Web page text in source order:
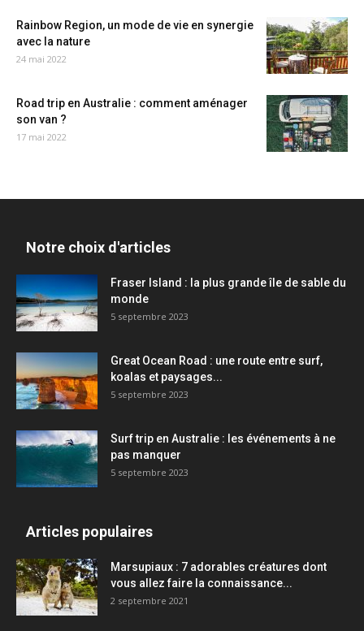
Rainbow Region, un mode de vie en synergie
avec la nature
24 mai 2022
Road trip en Australie : comment aménager
son van ?
17 mai 2022
Notre choix d'articles
Fraser Island : la plus grande île de sable du
monde
5 septembre 2023
Great Ocean Road : une route entre surf,
koalas et paysages...
5 septembre 2023
Surf trip en Australie : les événements à ne
pas manquer
5 septembre 2023
Articles populaires
Marsupiaux : 7 adorables créatures dont
vous allez faire la connaissance...
2 septembre 2021